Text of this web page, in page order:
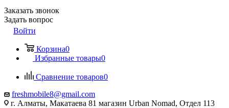
Заказать звонок
Задать вопрос
Войти
Корзина0
Избранные товары0
Сравнение товаров0
freshmobile8@gmail.com
г. Алматы, Макатаева 81 магазин Urban Nomad, Отдел 113